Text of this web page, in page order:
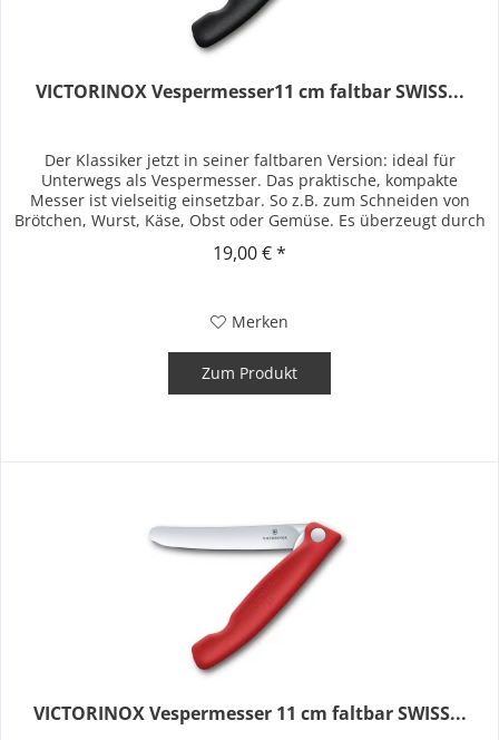
VICTORINOX Vespermesser11 cm faltbar SWISS...
Der Klassiker jetzt in seiner faltbaren Version: ideal für
Unterwegs als Vespermesser. Das praktische, kompakte
Messer ist vielseitig einsetzbar. So z.B. zum Schneiden von
Brötchen, Wurst, Käse, Obst oder Gemüse. Es überzeugt durch
19,00 € *
Merken
Zum Produkt
VICTORINOX Vespermesser 11 cm faltbar SWISS...